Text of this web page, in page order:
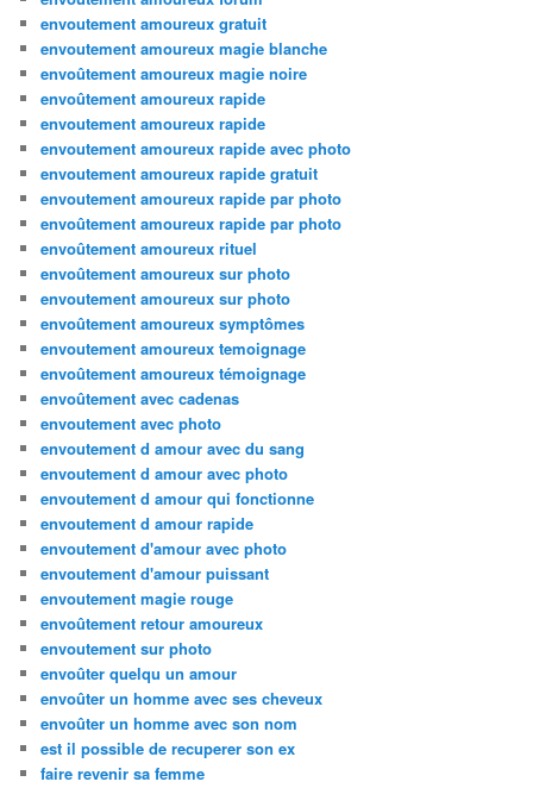
envoutement amoureux gratuit
envoutement amoureux magie blanche
envoûtement amoureux magie noire
envoûtement amoureux rapide
envoutement amoureux rapide
envoutement amoureux rapide avec photo
envoutement amoureux rapide gratuit
envoutement amoureux rapide par photo
envoûtement amoureux rapide par photo
envoûtement amoureux rituel
envoûtement amoureux sur photo
envoutement amoureux sur photo
envoûtement amoureux symptômes
envoutement amoureux temoignage
envoûtement amoureux témoignage
envoûtement avec cadenas
envoutement avec photo
envoutement d amour avec du sang
envoutement d amour avec photo
envoutement d amour qui fonctionne
envoutement d amour rapide
envoutement d'amour avec photo
envoutement d'amour puissant
envoutement magie rouge
envoûtement retour amoureux
envoutement sur photo
envoûter quelqu un amour
envoûter un homme avec ses cheveux
envoûter un homme avec son nom
est il possible de recuperer son ex
faire revenir sa femme